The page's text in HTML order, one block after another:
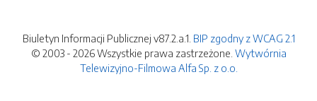
Biuletyn Informacji Publicznej v87.2.a.1. BIP zgodny z WCAG 2.1
© 2003 - 2026 Wszystkie prawa zastrzeżone. Wytwórnia
Telewizyjno-Filmowa Alfa Sp. z o.o.